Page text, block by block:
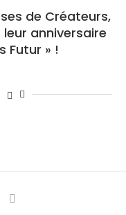
de Créateurs,
anniversaire
Futur » !